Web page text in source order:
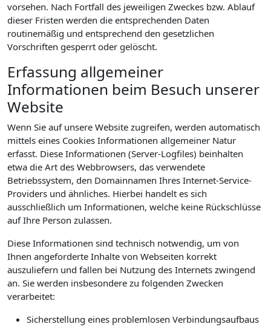
vorsehen. Nach Fortfall des jeweiligen Zweckes bzw. Ablauf
dieser Fristen werden die entsprechenden Daten
routinemäßig und entsprechend den gesetzlichen
Vorschriften gesperrt oder gelöscht.
Erfassung allgemeiner
Informationen beim Besuch unserer
Website
Wenn Sie auf unsere Website zugreifen, werden automatisch
mittels eines Cookies Informationen allgemeiner Natur
erfasst. Diese Informationen (Server-Logfiles) beinhalten
etwa die Art des Webbrowsers, das verwendete
Betriebssystem, den Domainnamen Ihres Internet-Service-
Providers und ähnliches. Hierbei handelt es sich
ausschließlich um Informationen, welche keine Rückschlüsse
auf Ihre Person zulassen.
Diese Informationen sind technisch notwendig, um von
Ihnen angeforderte Inhalte von Webseiten korrekt
auszuliefern und fallen bei Nutzung des Internets zwingend
an. Sie werden insbesondere zu folgenden Zwecken
verarbeitet:
Sicherstellung eines problemlosen Verbindungsaufbaus